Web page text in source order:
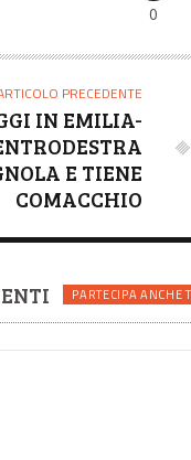
0
PRECEDENTE
IN EMILIA-
E TIENE
COMACCHIO
PARTECIPA ANCHE